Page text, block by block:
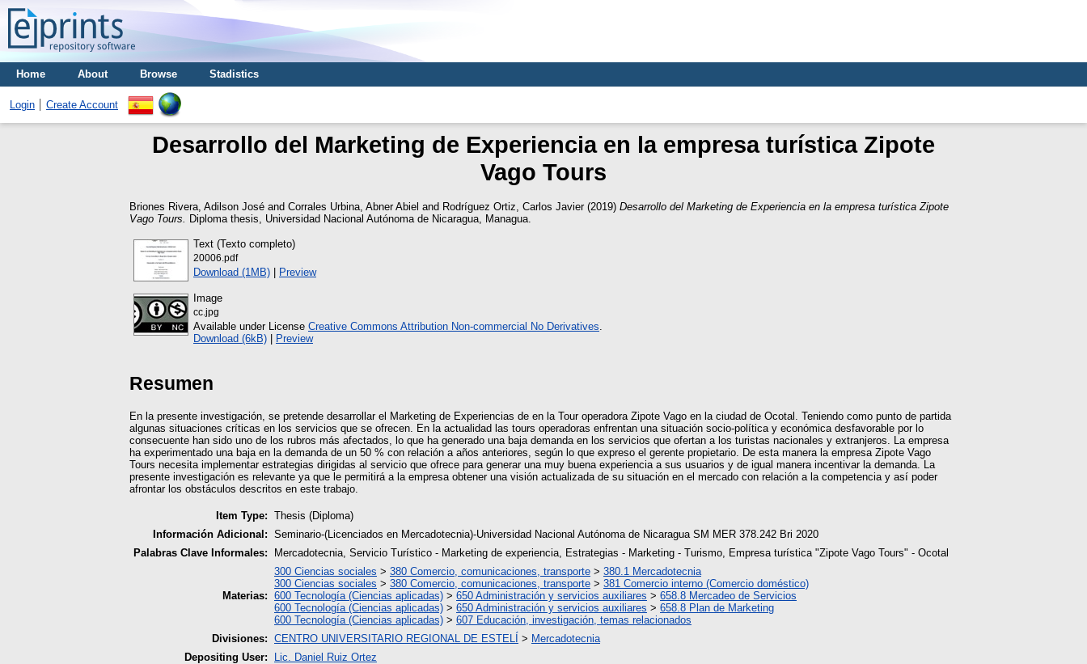
Home About Browse Stadistics
Login Create Account
Desarrollo del Marketing de Experiencia en la empresa turística Zipote
Vago Tours
Briones Rivera, Adilson José and Corrales Urbina, Abner Abiel and Rodríguez Ortiz, Carlos Javier(2019) Desarrollo del Marketing de Experiencia en la empresa turística Zipote
Vago Tours.
Diploma thesis, Universidad Nacional Autónoma de Nicaragua, Managua.
Text (Texto completo)
20006.pdf
Download (1MB) | Preview
Image
cc.jpg
Available under License Creative Commons Attribution Non-commercial No Derivatives
Download (6kB) | Preview
Resumen
En la presente investigación, se pretende desarrollar el Marketing de Experiencias de en la Tour operadora Zipote Vago en la ciudad de Ocotal. Teniendo como punto de partida
algunas situaciones críticas en los servicios que se ofrecen. En la actualidad las tours operadoras enfrentan una situación socio-política y económica desfavorable por lo
consecuente han sido uno de los rubros más afectados, lo que ha generado una baja demanda en los servicios que ofertan a los turistas nacionales y extranjeros. La empresa
ha experimentado una baja en la demanda de un 50 % con relación a años anteriores, según lo que expreso el gerente propietario. De esta manera la empresa Zipote Vago
Tours necesita implementar estrategias dirigidas al servicio que ofrece para generar una muy buena experiencia a sus usuarios y de igual manera incentivar la demanda. La
presente investigación es relevante ya que le permitirá a la empresa obtener una visión actualizada de su situación en el mercado con relación a la competencia y así poder
afrontar los obstáculos descritos en este trabajo.
Item Type: Thesis (Diploma)
Información Adicional: Seminario-(Licenciados en Mercadotecnia)-Universidad Nacional Autónoma de Nicaragua SM MER 378.242 Bri 2020
Palabras Clave Informales:
Mercadotecnia, Servicio Turístico - Marketing de experiencia, Estrategias - Marketing - Turismo, Empresa turística "Zipote Vago Tours" - Ocotal
Materias:
300 Ciencias sociales > 380 Comercio, comunicaciones, transporte > 380.1 Mercadotecnia
300 Ciencias sociales > 380 Comercio, comunicaciones, transporte > 381 Comercio interno (Comercio doméstico)
600 Tecnología (Ciencias aplicadas) > 650 Administración y servicios auxiliares > 658.8 Mercadeo de Servicios
600 Tecnología (Ciencias aplicadas) > 650 Administración y servicios auxiliares > 658.8 Plan de Marketing
600 Tecnología (Ciencias aplicadas) > 607 Educación, investigación, temas relacionados
Divisiones: CENTRO UNIVERSITARIO REGIONAL DE ESTELÍ > Mercadotecnia
Depositing User:
Lic. Daniel Ruiz Ortez